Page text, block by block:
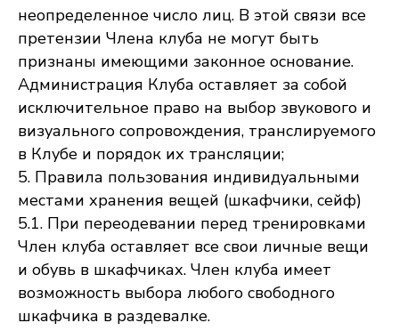
неопределенное число лиц. В этой связи все
претензии Члена клуба не могут быть
признаны имеющими законное основание.
Администрация Клуба оставляет за собой
исключительное право на выбор звукового и
визуального сопровождения, транслируемого
в Клубе и порядок их трансляции;
5. Правила пользования индивидуальными
местами хранения вещей (шкафчики, сейф)
5.1. При переодевании перед тренировками
Член клуба оставляет все свои личные вещи
и обувь в шкафчиках. Член клуба имеет
возможность выбора любого свободного
шкафчика в раздевалке.